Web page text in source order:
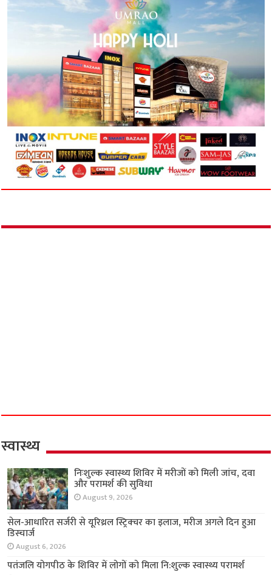
स्वास्थ्य
निःशुल्क स्वास्थ्य शिविर में मरीजों को मिली जांच, दवा
और परामर्श की सुविधा
August 9, 2026
August 6, 2026